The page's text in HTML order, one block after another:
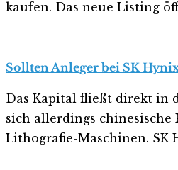
kaufen. Das neue Listing
Sollten Anleger bei SK
Das Kapital fließt direkt in
sich allerdings
Lithografie-Maschinen. SK